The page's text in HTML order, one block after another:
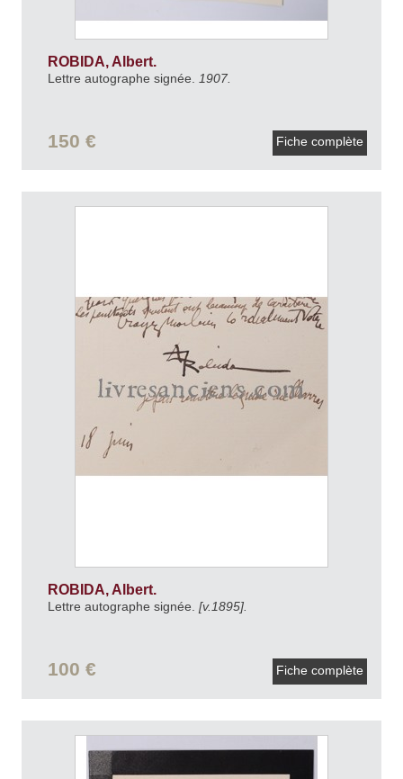
ROBIDA, Albert.
Lettre autographe signée. 1907.
150 € Fiche complète
ROBIDA, Albert.
Lettre autographe signée. [v.1895].
100 € Fiche complète